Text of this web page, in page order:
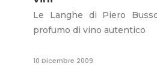
Le Langhe di Piero
profumo di vino autentico
10 Dicembre 2009